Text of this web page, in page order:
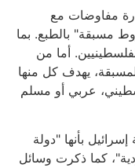
مفاوضات مع
مسبقة" بالطبع. بما
أما من
يهدف كل منها
عربي أو مسلم
بأنها "دولة
كما ذكرت وسائل